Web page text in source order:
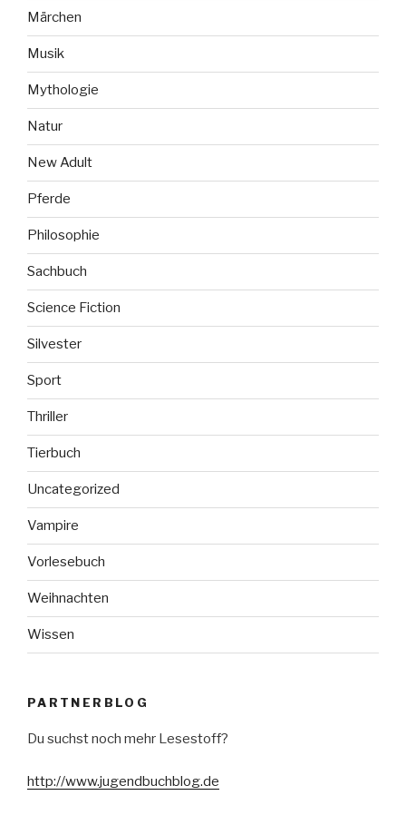
Märchen
Musik
Mythologie
Natur
New Adult
Pferde
Philosophie
Sachbuch
Science Fiction
Silvester
Sport
Thriller
Tierbuch
Uncategorized
Vampire
Vorlesebuch
Weihnachten
Wissen
PARTNERBLOG
Du suchst noch mehr Lesestoff?
http://www.jugendbuchblog.de